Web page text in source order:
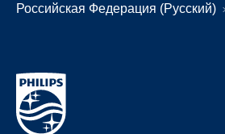
Российская Федерация (Русский)